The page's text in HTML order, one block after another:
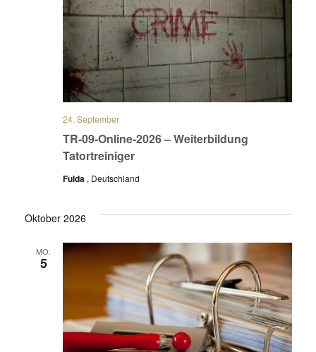
TR-09-Online-2026 – Weiterbildung
Tatortreiniger
24. September
Fulda , Deutschland
Oktober 2026
MO.
5